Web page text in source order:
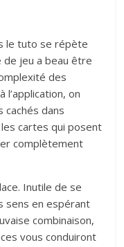
le tuto se répète
de jeu a beau être
des
l’application, on
cachés dans
les cartes qui posent
complètement
Inutile de se
sens en espérant
combinaison,
vous conduiront